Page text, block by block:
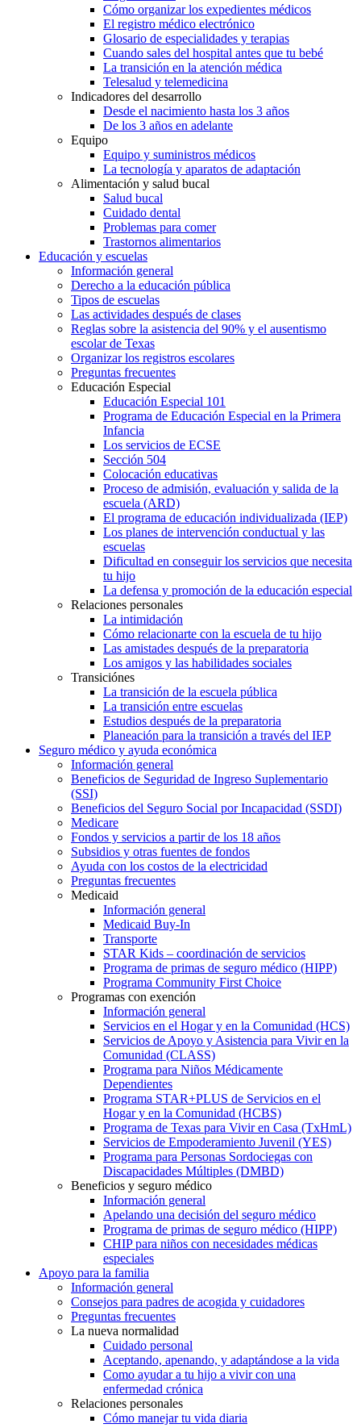
Cómo organizar los expedientes médicos
El registro médico electrónico
Glosario de especialidades y terapias
Cuando sales del hospital antes que tu bebé
La transición en la atención médica
Telesalud y telemedicina
Indicadores del desarrollo
Desde el nacimiento hasta los 3 años
De los 3 años en adelante
Equipo
Equipo y suministros médicos
La tecnología y aparatos de adaptación
Alimentación y salud bucal
Salud bucal
Cuidado dental
Problemas para comer
Trastornos alimentarios
Educación y escuelas
Información general
Derecho a la educación pública
Tipos de escuelas
Las actividades después de clases
Reglas sobre la asistencia del 90% y el ausentismo
escolar de Texas
Organizar los registros escolares
Preguntas frecuentes
Educación Especial
Educación Especial 101
Programa de Educación Especial en la Primera
Infancia
Los servicios de ECSE
Sección 504
Colocación educativas
Proceso de admisión, evaluación y salida de la
escuela (ARD)
El programa de educación individualizada (IEP)
Los planes de intervención conductual y las
escuelas
Dificultad en conseguir los servicios que necesita
tu hijo
La defensa y promoción de la educación especial
Relaciones personales
La intimidación
Cómo relacionarte con la escuela de tu hijo
Las amistades después de la preparatoria
Los amigos y las habilidades sociales
Transiciónes
La transición de la escuela pública
La transición entre escuelas
Estudios después de la preparatoria
Planeación para la transición a través del IEP
Seguro médico y ayuda económica
Información general
Beneficios de Seguridad de Ingreso Suplementario
(SSI)
Beneficios del Seguro Social por Incapacidad (SSDI)
Medicare
Fondos y servicios a partir de los 18 años
Subsidios y otras fuentes de fondos
Ayuda con los costos de la electricidad
Preguntas frecuentes
Medicaid
Información general
Medicaid Buy-In
Transporte
STAR Kids – coordinación de servicios
Programa de primas de seguro médico (HIPP)
Programa Community First Choice
Programas con exención
Información general
Servicios en el Hogar y en la Comunidad (HCS)
Servicios de Apoyo y Asistencia para Vivir en la
Comunidad (CLASS)
Programa para Niños Médicamente
Dependientes
Programa STAR+PLUS de Servicios en el
Hogar y en la Comunidad (HCBS)
Programa de Texas para Vivir en Casa (TxHmL)
Servicios de Empoderamiento Juvenil (YES)
Programa para Personas Sordociegas con
Discapacidades Múltiples (DMBD)
Beneficios y seguro médico
Información general
Apelando una decisión del seguro médico
Programa de primas de seguro médico (HIPP)
CHIP para niños con necesidades médicas
especiales
Apoyo para la familia
Información general
Consejos para padres de acogida y cuidadores
Preguntas frecuentes
La nueva normalidad
Cuidado personal
Aceptando, apenando, y adaptándose a la vida
Como ayudar a tu hijo a vivir con una
enfermedad crónica
Relaciones personales
Cómo manejar tu vida diaria